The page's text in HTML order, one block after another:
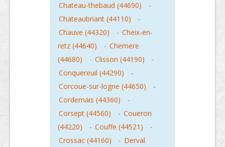
Chateau-thebaud (44690)
-
Chateaubriant (44110)
-
Chauve (44320)
- Cheix-en-
retz (44640)
- Chemere
(44680)
- Clisson (44190)
-
Conquereuil (44290)
-
Corcoue-sur-logne (44650)
-
Cordemais (44360)
-
Corsept (44560)
- Coueron
(44220)
- Couffe (44521)
-
Crossac (44160)
- Derval